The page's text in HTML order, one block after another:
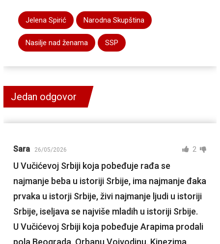
Jelena Spirić Narodna Skupština
Nasilje nad ženama SSP
Jedan odgovor
Sara 26/05/2026 2
U Vučićevoj Srbiji koja pobeđuje rađa se
najmanje beba u istoriji Srbije, ima najmanje đaka
prvaka u istorji Srbije, živi najmanje ljudi u istoriji
Srbije, iseljava se najviše mladih u istoriji Srbije.
U Vučićevoj Srbiji koja pobeđuje Arapima prodali
pola Beograda, Orbanu Vojvodinu, Kinezima